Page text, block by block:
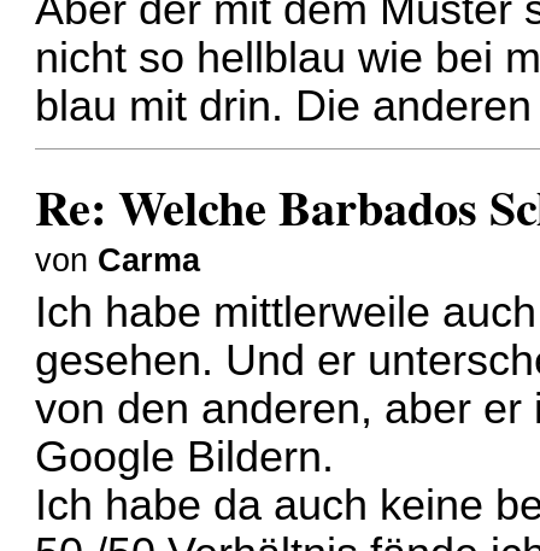
Aber der mit dem Muster
nicht so hellblau wie bei
blau mit drin. Die
Re: Welche Barbados
von Carma
Ich habe mittlerweile
gesehen. Und er
von den anderen, aber
Google Bildern.
Ich habe da auch keine